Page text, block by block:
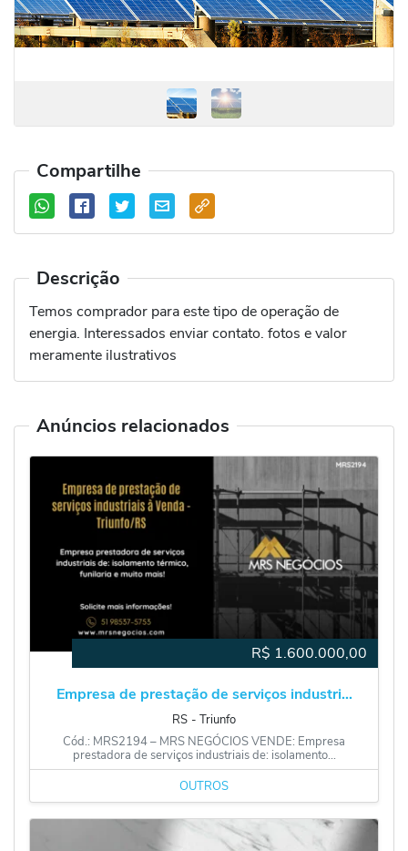
Compartilhe
Descrição
Temos comprador para este tipo de operação de
energia. Interessados enviar contato. fotos e valor
meramente ilustrativos
Anúncios relacionados
R$ 1.600.000,00
Empresa de prestação de serviços industri...
RS ‐ Triunfo
Cód.: MRS2194 – MRS NEGÓCIOS VENDE: Empresa
prestadora de serviços industriais de: isolamento...
OUTROS